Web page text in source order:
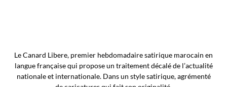
Le Canard Libere, premier hebdomadaire satirique marocain en
langue française qui propose un traitement décalé de l’actualité
nationale et internationale. Dans un style satirique, agrémenté